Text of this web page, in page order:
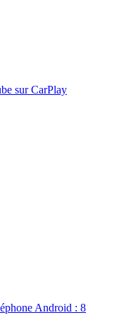
sur CarPlay
Android : 8